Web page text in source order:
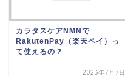
カラタスケアNMNで
RakutenPay（楽天ペイ）っ
て使えるの？
2023年7月7日